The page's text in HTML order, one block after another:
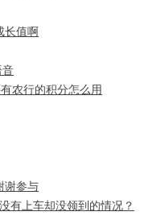
长值啊
音
农行的积分怎么用
谢参与
有上车却没领到的情况？